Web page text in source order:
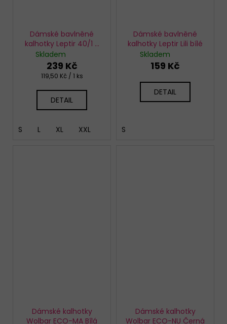
Dámské bavlněné
kalhotky Leptir 40/1 2
pack
Skladem
239 Kč
Měrná
119,50 Kč / 1 ks
DETAIL
S L XL XXL
Dámské bavlněné
kalhotky Leptir Lili bílé
Skladem
159 Kč
DETAIL
S
Dámské kalhotky
Wolbar ECO-MA Bílá
Dámské kalhotky
Wolbar ECO-NU Černá